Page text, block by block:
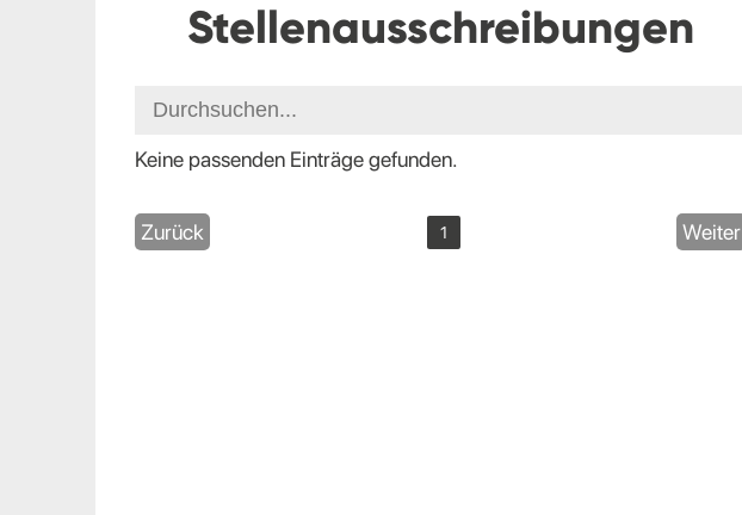
Stellenausschreibungen
Keine passenden Einträge gefunden.
Zurück 1 Weiter